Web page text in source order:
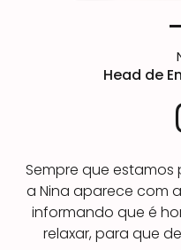
Head de
Sempre que
a Nina aparece com
informando que é
relaxar, para que